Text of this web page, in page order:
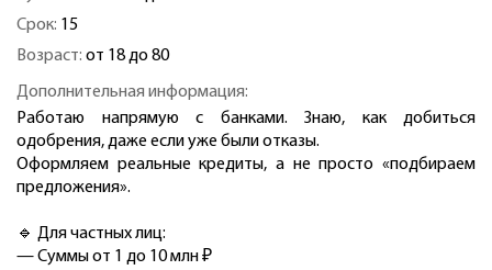
Срок: 15
Возраст: от 18 до 80
Дополнительная информация:
Работаю напрямую с банками. Знаю, как добиться
одобрения, даже если уже были отказы.
Оформляем реальные кредиты, а не просто «подбираем
предложения».
🔹 Для частных лиц:
— Суммы от 1 до 10 млн ₽